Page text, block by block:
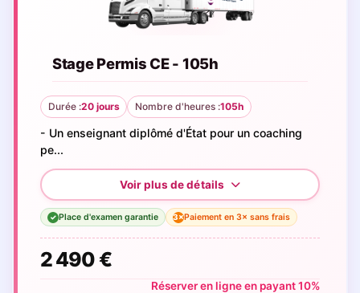
Stage Permis CE - 105h
Durée :20 jours Nombre d'heures :105h
- Un enseignant diplômé d'État pour un coaching
pe...
✓ Place d'examen garantie 3×Paiement en 3× sans frais
2 490 €
Réserver en ligne en payant 10%